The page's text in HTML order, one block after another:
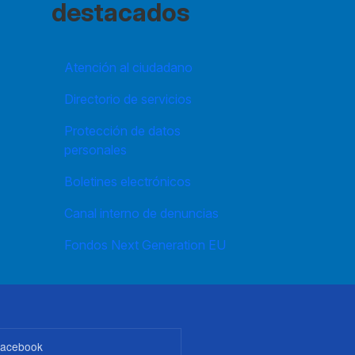
destacados
Atención al ciudadano
Directorio de servicios
Protección de datos
personales
Boletines electrónicos
Canal interno de denuncias
Fondos Next Generation EU